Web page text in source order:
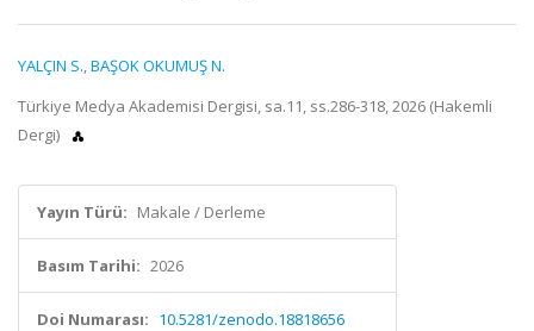
YALÇIN S.,BAŞOK OKUMUŞ N.
Türkiye Medya Akademisi Dergisi, sa.11, ss.286-318, 2026 (Hakemli
Dergi)
Yayın Türü: Makale / Derleme
Basım Tarihi: 2026
Doi Numarası: 10.5281/zenodo.18818656